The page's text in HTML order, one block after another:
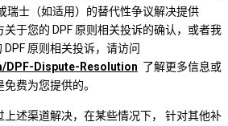
瑞士（如适用）的替代性争议解决提供
于您的 DPF 原则相关投诉的确认，或者我
原则相关投诉，请访问
DPF-Dispute-Resolution 了解更多信息或
费为您提供的。
上述渠道解决，在某些情况下， 针对其他补